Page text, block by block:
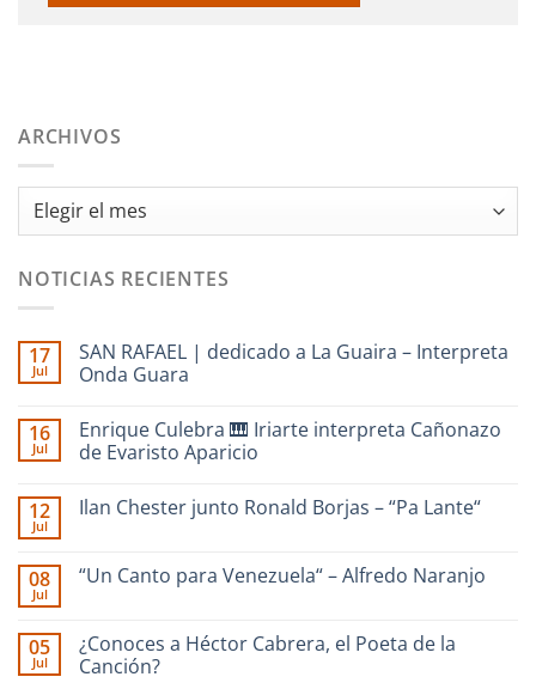
ARCHIVOS
Archivos
NOTICIAS RECIENTES
17
Jul
SAN RAFAEL | dedicado a La Guaira – Interpreta
Onda Guara
comentarios
en
SAN
dedicado
–
Interpreta
16
Jul
Enrique Culebra 🎹 Iriarte interpreta Cañonazo
de Evaristo Aparicio
comentarios
🎹
Iriarte
de
Evaristo
Aparicio
12
Jul
Ilan Chester junto Ronald Borjas – “Pa Lante“
comentarios
en
Ronald
Borjas
–
08
Jul
“Un Canto para Venezuela“ – Alfredo Naranjo
comentarios
en
“Un
Canto
05
Jul
¿Conoces a Héctor Cabrera, el Poeta de la
Canción?